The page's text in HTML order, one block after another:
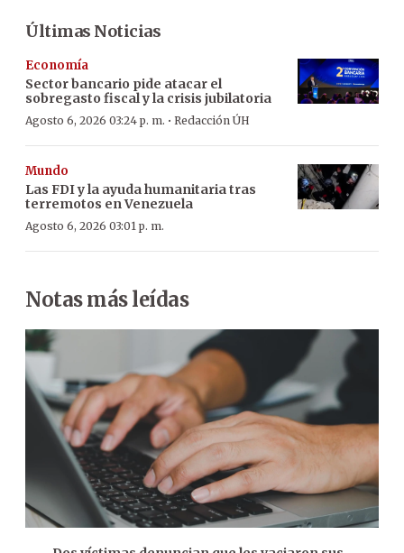
Últimas Noticias
Economía
Sector bancario pide atacar el
sobregasto fiscal y la crisis jubilatoria
Agosto 6, 2026 03:24 p. m. · Redacción ÚH
Mundo
Las FDI y la ayuda humanitaria tras
terremotos en Venezuela
Agosto 6, 2026 03:01 p. m.
Notas más leídas